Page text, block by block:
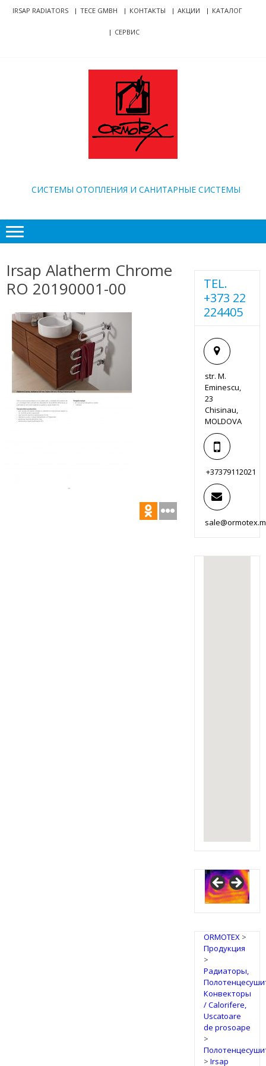
Skip
SkipIRSAP RADIATORS TECE GMBH КОНТАКТЫ АКЦИИ КАТАЛОГ
СЕРВИС
CИСТЕМЫ ОТОПЛЕНИЯ И САНИТАРНЫЕ СИСТЕМЫ
Irsap Alatherm Chrome
RO 20190001-00
TEL.
+373 22
224405
str. M.
Eminescu,
23
Chisinau,
MOLDOVA
+37379112021
ORMOTEX>
Продукция
>
Радиаторы,
Конвекторы
/ Calorifere,
Uscatoare
de prosoape
>
> Irsap